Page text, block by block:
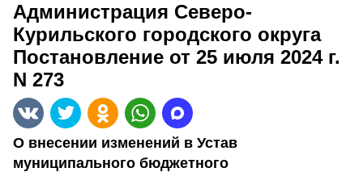
Администрация Северо-
Курильского городского округа
Постановление от 25 июля 2024 г.
N 273
О внесении изменений в Устав
муниципального бюджетного